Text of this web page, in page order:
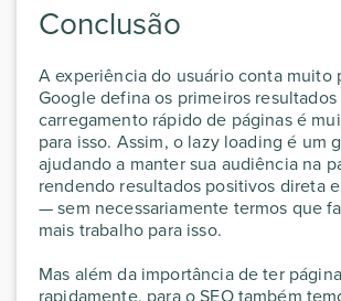
Conclusão
A experiência do usuário conta muito
Google defina os primeiros resultados
carregamento rápido de páginas é
para isso. Assim, o lazy loading é um
ajudando a manter sua audiência na
rendendo resultados positivos direta
— sem necessariamente termos que
mais trabalho para isso.
Mas além da importância de ter
rapidamente, para o SEO também